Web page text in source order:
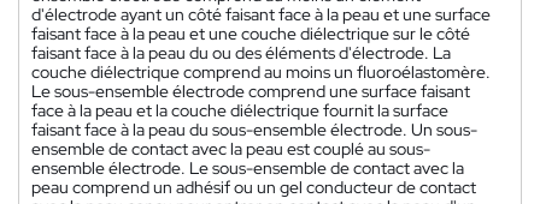
d'électrode ayant un côté faisant face à la peau et une surface
faisant face à la peau et une couche diélectrique sur le côté
faisant face à la peau du ou des éléments d'électrode. La
couche diélectrique comprend au moins un fluoroélastomère.
Le sous-ensemble électrode comprend une surface faisant
face à la peau et la couche diélectrique fournit la surface
faisant face à la peau du sous-ensemble électrode. Un sous-
ensemble de contact avec la peau est couplé au sous-
ensemble électrode. Le sous-ensemble de contact avec la
peau comprend un adhésif ou un gel conducteur de contact